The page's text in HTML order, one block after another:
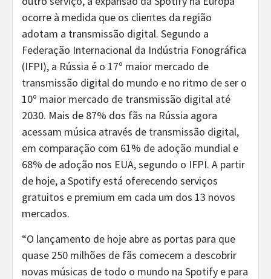
ocorre à medida que os clientes da região
adotam a transmissão digital. Segundo a
Federação Internacional da Indústria Fonográfica
(IFPI), a Rússia é o 17º maior mercado de
transmissão digital do mundo e no ritmo de ser o
10º maior mercado de transmissão digital até
2030. Mais de 87% dos fãs na Rússia agora
acessam música através de transmissão digital,
em comparação com 61% de adoção mundial e
68% de adoção nos EUA, segundo o IFPI. A partir
de hoje, a Spotify está oferecendo serviços
gratuitos e premium em cada um dos 13 novos
mercados.
“O lançamento de hoje abre as portas para que
quase 250 milhões de fãs comecem a descobrir
novas músicas de todo o mundo na Spotify e para